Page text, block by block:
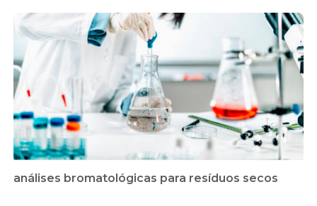
análises bromatológicas para resíduos secos